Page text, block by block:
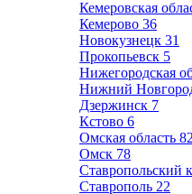
Кемеровская
Кемерово 36
Новокузнецк 31
Прокопьевск 5
Нижегородская
Нижний
Дзержинск 7
Кстово 6
Омская область 82
Омск 78
Ставропольский
Ставрополь 22